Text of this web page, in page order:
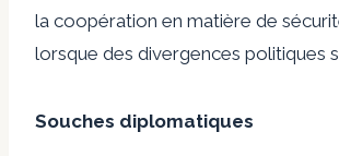
la coopération en matière de
lorsque des divergences politiques
Souches diplomatiques